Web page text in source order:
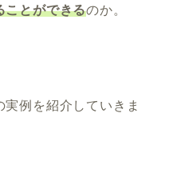
ことができるのか。
例を紹介していきま